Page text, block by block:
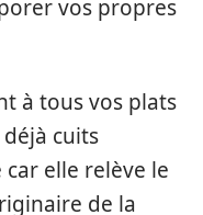
vos propres
à tous vos plats
cuits
elle relève le
de la